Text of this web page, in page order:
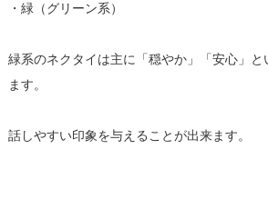
・緑（グリーン系）
緑系のネクタイは主に「穏やか」「安心」と
ます。
話しやすい印象を与えることが出来ます。